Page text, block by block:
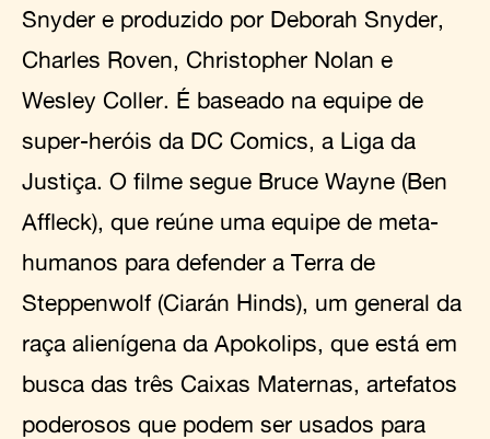
Snyder e produzido por Deborah Snyder,
Charles Roven, Christopher Nolan e
Wesley Coller. É baseado na equipe de
super-heróis da DC Comics, a Liga da
Justiça. O filme segue Bruce Wayne (Ben
Affleck), que reúne uma equipe de meta-
humanos para defender a Terra de
Steppenwolf (Ciarán Hinds), um general da
raça alienígena da Apokolips, que está em
busca das três Caixas Maternas, artefatos
poderosos que podem ser usados para